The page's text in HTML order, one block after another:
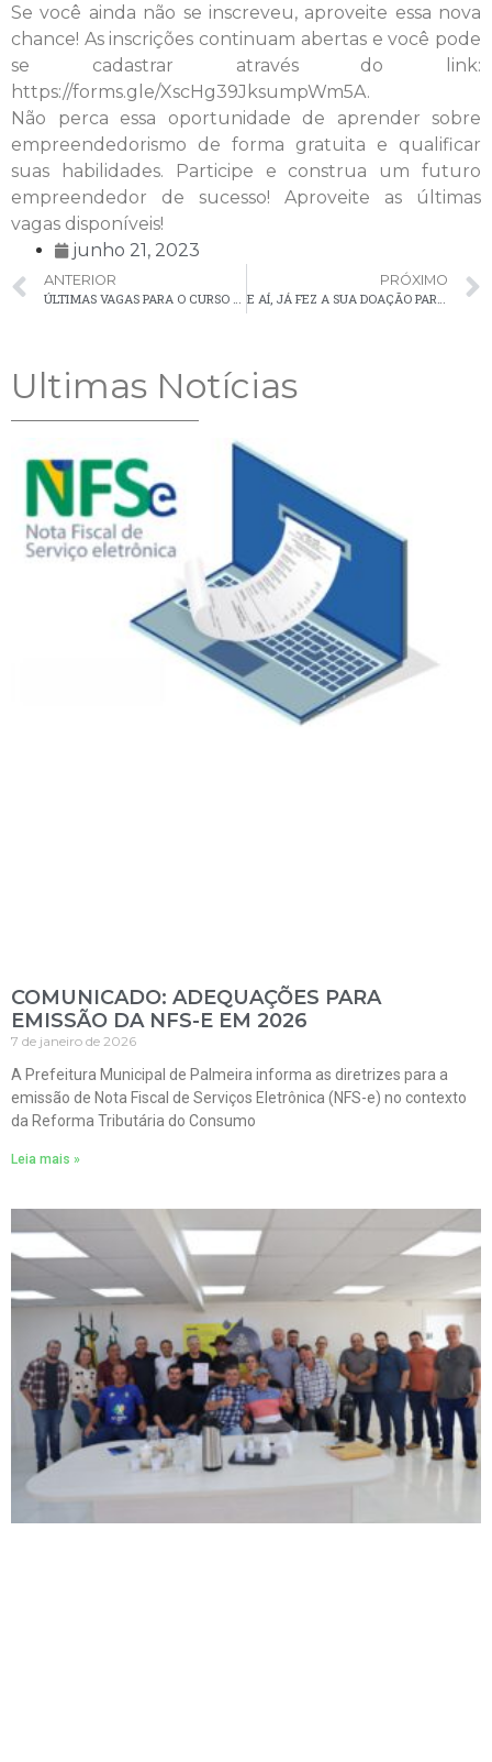
Se você ainda não se inscreveu, aproveite essa nova
chance! As inscrições continuam abertas e você pode
se cadastrar através do link:
https://forms.gle/XscHg39JksumpWm5A.
Não perca essa oportunidade de aprender sobre
empreendedorismo de forma gratuita e qualificar
suas habilidades. Participe e construa um futuro
empreendedor de sucesso! Aproveite as últimas
vagas disponíveis!
junho 21, 2023
ANTERIOR
PRÓXIMO
Ultimas Notícias
COMUNICADO: ADEQUAÇÕES PARA
EMISSÃO DA NFS-E EM 2026
7 de janeiro de 2026
A Prefeitura Municipal de Palmeira informa as diretrizes para a
emissão de Nota Fiscal de Serviços Eletrônica (NFS-e) no contexto
da Reforma Tributária do Consumo
Leia mais »